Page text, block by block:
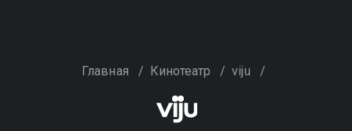
Главная / Кинотеатр / viju /